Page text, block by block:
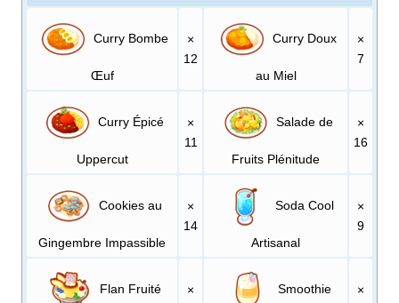
Curry Bombe
Œuf
×
12
Curry Doux
au Miel
×
7
Curry Épicé
Uppercut
×
11
Salade de
Fruits Plénitude
×
16
Cookies au
Gingembre Impassible
×
14
Soda Cool
Artisanal
×
9
Flan Fruité
×
Smoothie
×